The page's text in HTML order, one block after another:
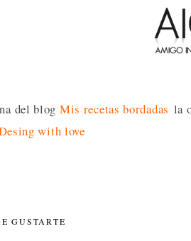
del blog Mis recetas bordadas la
with love
GUSTARTE